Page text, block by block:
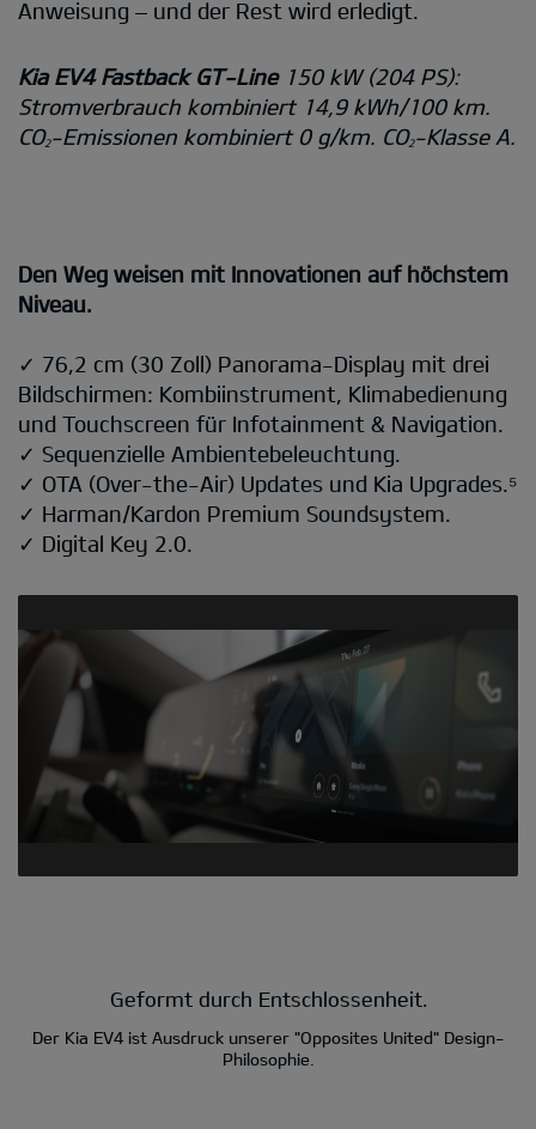
Anweisung – und der Rest wird erledigt.
Kia EV4 Fastback GT-Line150 kW (204 PS):
Stromverbrauch kombiniert 14,9 kWh/100 km.
CO2-Emissionen kombiniert 0 g/km. CO2-Klasse A.
Den Weg weisen mit Innovationen auf höchstem
Niveau.
✓ 76,2 cm (30 Zoll) Panorama-Display mit drei
Bildschirmen: Kombiinstrument, Klimabedienung
und Touchscreen für Infotainment & Navigation.
✓ Sequenzielle Ambientebeleuchtung.
✓ OTA (Over-the-Air) Updates und Kia Upgrades.⁵
✓ Harman/Kardon Premium Soundsystem.
✓ Digital Key 2.0.
Geformt durch Entschlossenheit.
Der Kia EV4 ist Ausdruck unserer "Opposites United" Design-
Philosophie.